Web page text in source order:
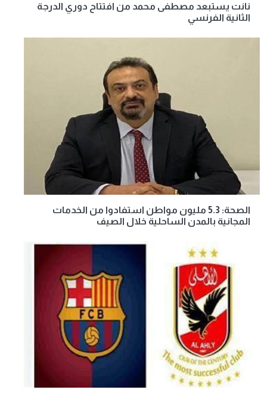
نانت يستبعد مصطفى محمد من افتتاح دوري الدرجة
الثانية الفرنسي
الصحة: 5.3 مليون مواطن استفادوا من الخدمات
المجانية بالمدن الساحلية خلال الصيف